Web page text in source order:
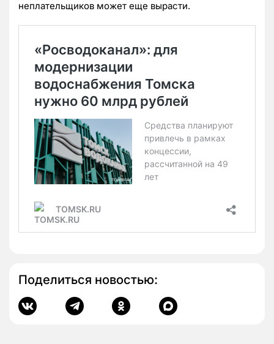
неплательщиков может еще вырасти.
Поделиться новостью: